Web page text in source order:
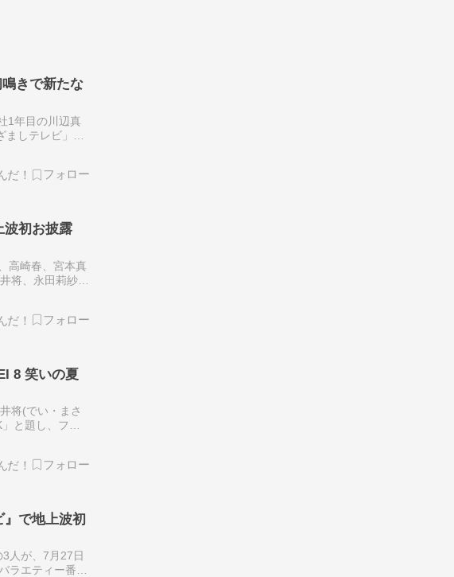
きで新たな
1年目の川辺真
しテレビ」
波初お披露
高崎春、宮本真
将、永田莉紗
8 笑いの夏
将(でい・まさ
と題し、フジ
』で地上波初
人が、7月27日
ラエティー番組